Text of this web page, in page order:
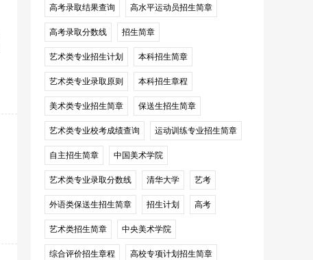
高考录取结果查询 高水平运动员招生简章
高考录取分数线 招生简章
艺术类专业招生计划 本科招生简章
艺术类专业录取原则 本科招生章程
美术类专业招生简章 保送生招生简章
艺术类专业校考成绩查询 运动训练专业招生简章
自主招生简章 中国美术学院
艺术类专业录取分数线 清华大学 艺考
外语类保送生招生简章 招生计划 高考
艺术类招生简章 中央美术学院
综合评价招生章程 高校专项计划招生简章